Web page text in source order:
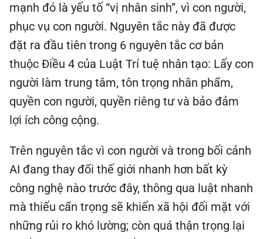
mạnh đó là yếu tố “vị nhân sinh”, vì con người,
phục vụ con người. Nguyên tắc này đã được
đặt ra đầu tiên trong 6 nguyên tắc cơ bản
thuộc Điều 4 của Luật Trí tuệ nhân tạo: Lấy con
người làm trung tâm, tôn trọng nhân phẩm,
quyền con người, quyền riêng tư và bảo đảm
lợi ích công cộng.
Trên nguyên tắc vì con người và trong bối cảnh
AI đang thay đổi thế giới nhanh hơn bất kỳ
công nghệ nào trước đây, thông qua luật nhanh
mà thiếu cẩn trọng sẽ khiến xã hội đối mặt với
những rủi ro khó lường; còn quá thận trọng lại